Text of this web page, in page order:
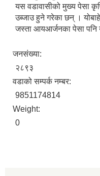
यस वडावासीको मुख्य पेसा
उब्जाउ हुने गरेका छन् ।
जस्ता आयआर्जनका पेसा पनि
जनसंख्या:
२८९३
वडाको सम्पर्क नम्बर:
9851174814
Weight:
0